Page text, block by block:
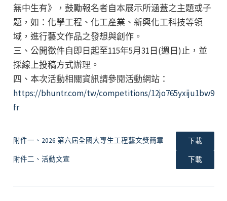
無中生有》，鼓勵報名者自本展示所涵蓋之主題或子
題，如：化學工程、化工產業、新興化工科技等領
域，進行藝文作品之發想與創作。
三、公開徵件自即日起至115年5月31日(週日)止，並
採線上投稿方式辦理。
四、本次活動相關資訊請參閱活動網站：
https://bhuntr.com/tw/competitions/12jo765yxiju1bw9
fr
附件一、2026 第六屆全國大專生工程藝文獎簡章 下載
附件二、活動文宣 下載